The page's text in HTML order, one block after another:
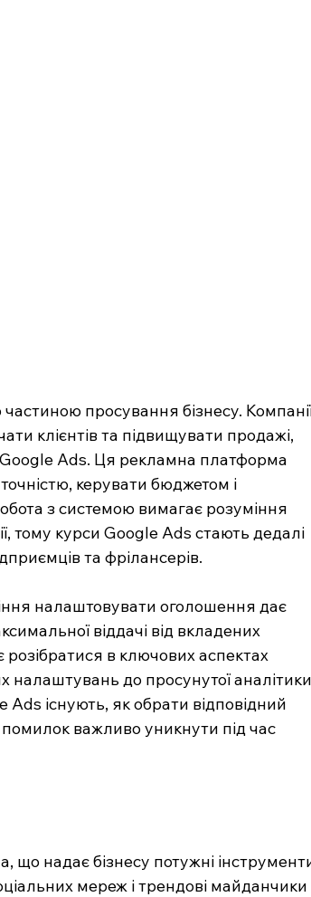
просування бізнесу.
клієнтів та підвищувати продажі,
Ads. Ця рекламна платформа
керувати бюджетом і
з системою вимагає розуміння
тому курси Google Ads стають дедалі
та фрілансерів.
налаштовувати оголошення дає
віддачі від вкладених
в ключових аспектах
налаштувань до просунутої
Ads існують, як обрати відповідний
помилок важливо уникнути під час
надає бізнесу потужні
мереж і трендові майданчики